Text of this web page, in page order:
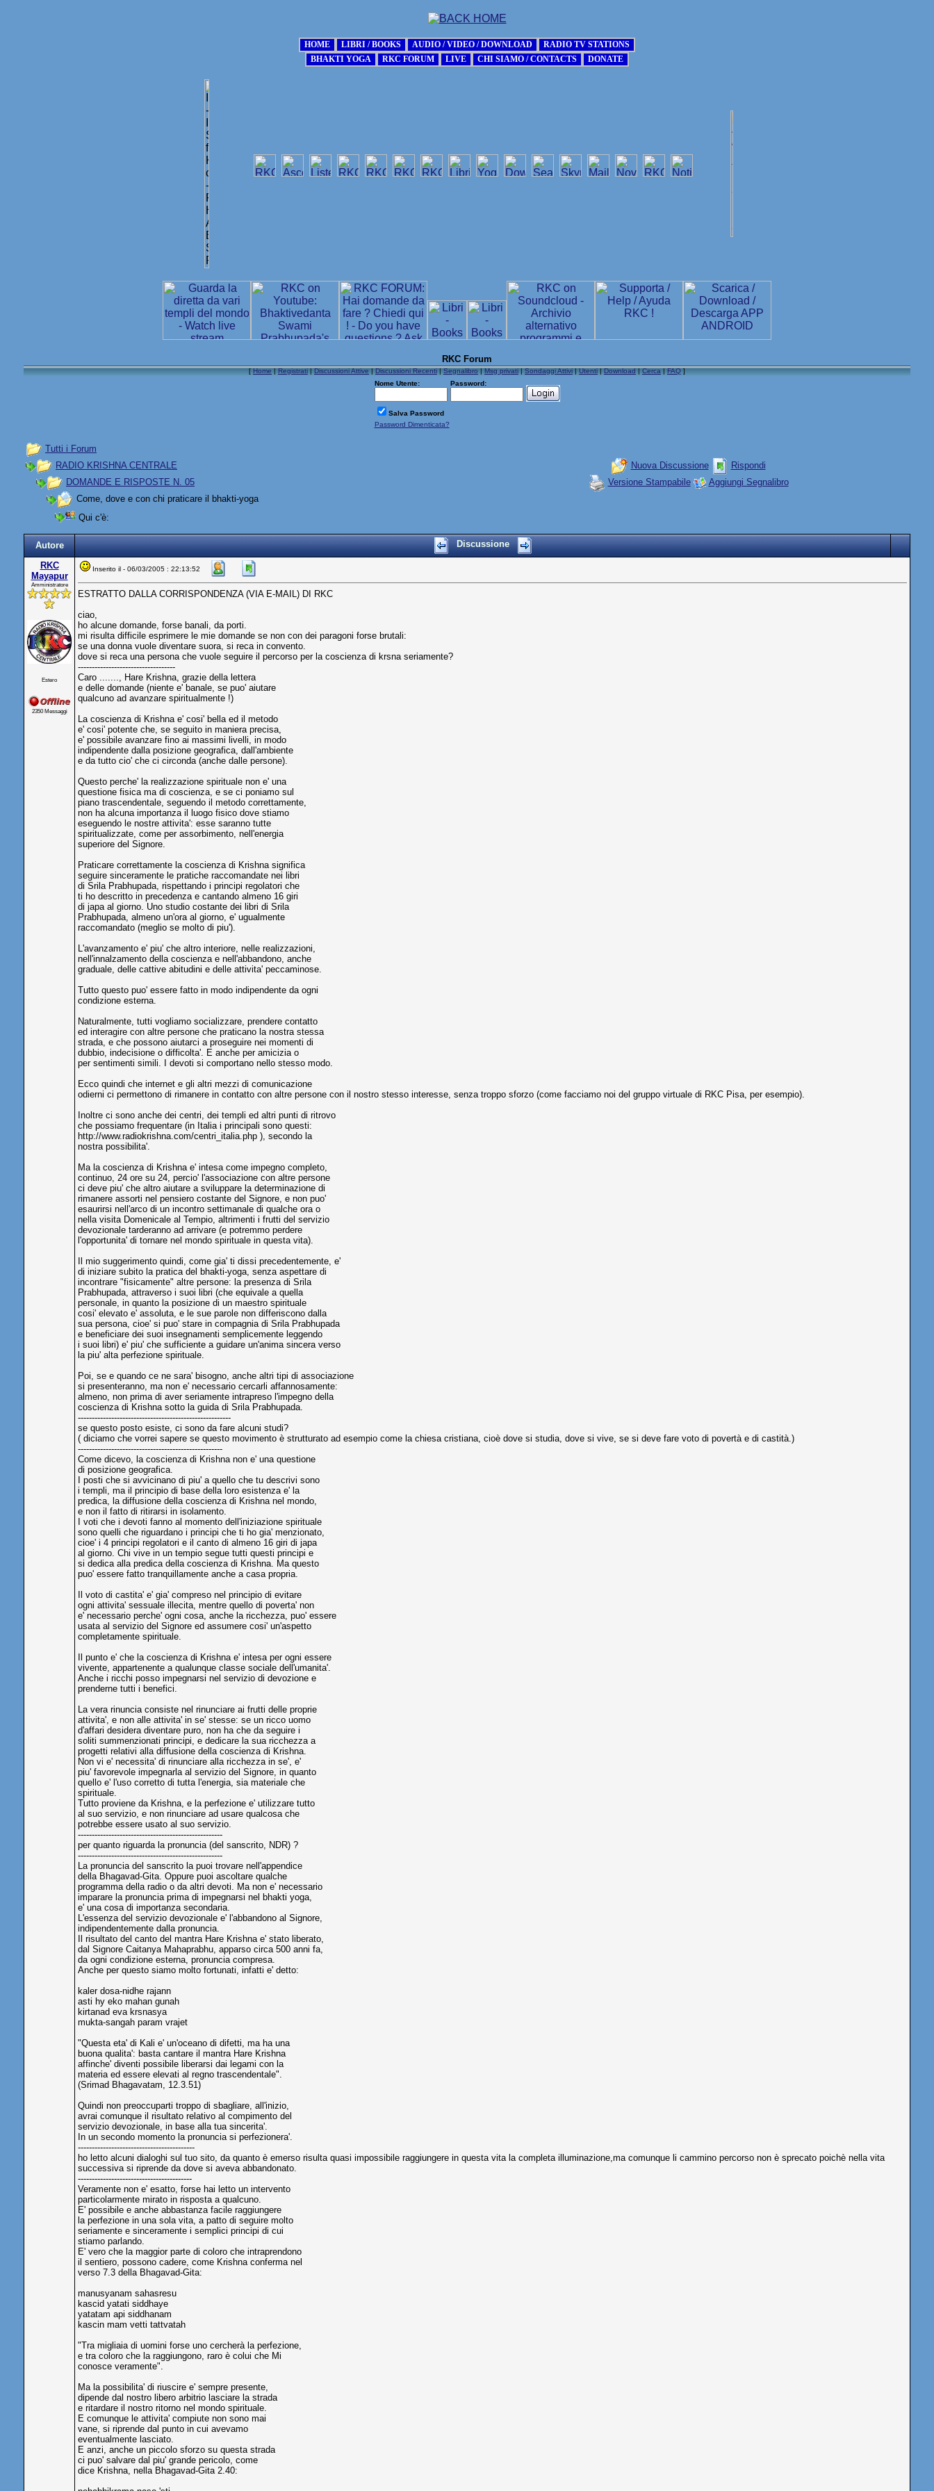
RKC Forum
[Home|Registrati|Discussioni Attive|Discussioni Recenti|Segnalibro|Msg privati|Sondaggi Attivi|Utenti|Download|Cerca|FAQ]
Nome Utente:
Password:
Salva Password
Password Dimenticata?
Tutti i Forum
RADIO KRISHNA CENTRALE
DOMANDE E RISPOSTE N. 05
Come, dove e con chi praticare il bhakti-yoga
Nuova Discussione
Rispondi
Versione Stampabile
Aggiungi Segnalibro
Qui c'è:
Autore Discussione
RKC
Mayapur
Amministratore
Estero
2350 Messaggi
Inserito il - 06/03/2005 : 22:13:52
ESTRATTO DALLA CORRISPONDENZA (VIA E-MAIL) DI RKC
ciao,
ho alcune domande, forse banali, da porti.
mi risulta difficile esprimere le mie domande se non con dei paragoni forse brutali:
se una donna vuole diventare suora, si reca in convento.
dove si reca una persona che vuole seguire il percorso per la coscienza di krsna seriamente?
-----------------------------------
Caro ......., Hare Krishna, grazie della lettera
e delle domande (niente e' banale, se puo' aiutare
qualcuno ad avanzare spiritualmente !)
La coscienza di Krishna e' cosi' bella ed il metodo
e' cosi' potente che, se seguito in maniera precisa,
e' possibile avanzare fino ai massimi livelli, in modo
indipendente dalla posizione geografica, dall'ambiente
e da tutto cio' che ci circonda (anche dalle persone).
Questo perche' la realizzazione spirituale non e' una
questione fisica ma di coscienza, e se ci poniamo sul
piano trascendentale, seguendo il metodo correttamente,
non ha alcuna importanza il luogo fisico dove stiamo
eseguendo le nostre attivita': esse saranno tutte
spiritualizzate, come per assorbimento, nell'energia
superiore del Signore.
Praticare correttamente la coscienza di Krishna significa
seguire sinceramente le pratiche raccomandate nei libri
di Srila Prabhupada, rispettando i principi regolatori che
ti ho descritto in precedenza e cantando almeno 16 giri
di japa al giorno. Uno studio costante dei libri di Srila
Prabhupada, almeno un'ora al giorno, e' ugualmente
raccomandato (meglio se molto di piu').
L'avanzamento e' piu' che altro interiore, nelle realizzazioni,
nell'innalzamento della coscienza e nell'abbandono, anche
graduale, delle cattive abitudini e delle attivita' peccaminose.
Tutto questo puo' essere fatto in modo indipendente da ogni
condizione esterna.
Naturalmente, tutti vogliamo socializzare, prendere contatto
ed interagire con altre persone che praticano la nostra stessa
strada, e che possono aiutarci a proseguire nei momenti di
dubbio, indecisione o difficolta'. E anche per amicizia o
per sentimenti simili. I devoti si comportano nello stesso modo.
Ecco quindi che internet e gli altri mezzi di comunicazione
odierni ci permettono di rimanere in contatto con altre persone con il nostro stesso interesse, senza troppo sforzo (come facciamo noi del gruppo virtuale di RKC Pisa, per esempio).
Inoltre ci sono anche dei centri, dei templi ed altri punti di ritrovo
che possiamo frequentare (in Italia i principali sono questi:
http://www.radiokrishna.com/centri_italia.php ), secondo la
nostra possibilita'.
Ma la coscienza di Krishna e' intesa come impegno completo,
continuo, 24 ore su 24, percio' l'associazione con altre persone
ci deve piu' che altro aiutare a sviluppare la determinazione di
rimanere assorti nel pensiero costante del Signore, e non puo'
esaurirsi nell'arco di un incontro settimanale di qualche ora o
nella visita Domenicale al Tempio, altrimenti i frutti del servizio
devozionale tarderanno ad arrivare (e potremmo perdere
l'opportunita' di tornare nel mondo spirituale in questa vita).
Il mio suggerimento quindi, come gia' ti dissi precedentemente, e'
di iniziare subito la pratica del bhakti-yoga, senza aspettare di
incontrare "fisicamente" altre persone: la presenza di Srila
Prabhupada, attraverso i suoi libri (che equivale a quella
personale, in quanto la posizione di un maestro spirituale
cosi' elevato e' assoluta, e le sue parole non differiscono dalla
sua persona, cioe' si puo' stare in compagnia di Srila Prabhupada
e beneficiare dei suoi insegnamenti semplicemente leggendo
i suoi libri) e' piu' che sufficiente a guidare un'anima sincera verso
la piu' alta perfezione spirituale.
Poi, se e quando ce ne sara' bisogno, anche altri tipi di associazione
si presenteranno, ma non e' necessario cercarli affannosamente:
almeno, non prima di aver seriamente intrapreso l'impegno della
coscienza di Krishna sotto la guida di Srila Prabhupada.
-------------------------------------------------------
se questo posto esiste, ci sono da fare alcuni studi?
( diciamo che vorrei sapere se questo movimento è strutturato ad esempio come la chiesa cristiana, cioè dove si studia, dove si vive, se si deve fare voto di povertà e di castità.)
----------------------------------------------------
Come dicevo, la coscienza di Krishna non e' una questione
di posizione geografica.
I posti che si avvicinano di piu' a quello che tu descrivi sono
i templi, ma il principio di base della loro esistenza e' la
predica, la diffusione della coscienza di Krishna nel mondo,
e non il fatto di ritirarsi in isolamento.
I voti che i devoti fanno al momento dell'iniziazione spirituale
sono quelli che riguardano i principi che ti ho gia' menzionato,
cioe' i 4 principi regolatori e il canto di almeno 16 giri di japa
al giorno. Chi vive in un tempio segue tutti questi principi e
si dedica alla predica della coscienza di Krishna. Ma questo
puo' essere fatto tranquillamente anche a casa propria.
Il voto di castita' e' gia' compreso nel principio di evitare
ogni attivita' sessuale illecita, mentre quello di poverta' non
e' necessario perche' ogni cosa, anche la ricchezza, puo' essere
usata al servizio del Signore ed assumere cosi' un'aspetto
completamente spirituale.
Il punto e' che la coscienza di Krishna e' intesa per ogni essere
vivente, appartenente a qualunque classe sociale dell'umanita'.
Anche i ricchi posso impegnarsi nel servizio di devozione e
prenderne tutti i benefici.
La vera rinuncia consiste nel rinunciare ai frutti delle proprie
attivita', e non alle attivita' in se' stesse: se un ricco uomo
d'affari desidera diventare puro, non ha che da seguire i
soliti summenzionati principi, e dedicare la sua ricchezza a
progetti relativi alla diffusione della coscienza di Krishna.
Non vi e' necessita' di rinunciare alla ricchezza in se', e'
piu' favorevole impegnarla al servizio del Signore, in quanto
quello e' l'uso corretto di tutta l'energia, sia materiale che
spirituale.
Tutto proviene da Krishna, e la perfezione e' utilizzare tutto
al suo servizio, e non rinunciare ad usare qualcosa che
potrebbe essere usato al suo servizio.
----------------------------------------------------
per quanto riguarda la pronuncia (del sanscrito, NDR) ?
----------------------------------------------------
La pronuncia del sanscrito la puoi trovare nell'appendice
della Bhagavad-Gita. Oppure puoi ascoltare qualche
programma della radio o da altri devoti. Ma non e' necessario
imparare la pronuncia prima di impegnarsi nel bhakti yoga,
e' una cosa di importanza secondaria.
L'essenza del servizio devozionale e' l'abbandono al Signore,
indipendentemente dalla pronuncia.
Il risultato del canto del mantra Hare Krishna e' stato liberato,
dal Signore Caitanya Mahaprabhu, apparso circa 500 anni fa,
da ogni condizione esterna, pronuncia compresa.
Anche per questo siamo molto fortunati, infatti e' detto:
kaler dosa-nidhe rajann
asti hy eko mahan gunah
kirtanad eva krsnasya
mukta-sangah param vrajet
"Questa eta' di Kali e' un'oceano di difetti, ma ha una
buona qualita': basta cantare il mantra Hare Krishna
affinche' diventi possibile liberarsi dai legami con la
materia ed essere elevati al regno trascendentale".
(Srimad Bhagavatam, 12.3.51)
Quindi non preoccuparti troppo di sbagliare, all'inizio,
avrai comunque il risultato relativo al compimento del
servizio devozionale, in base alla tua sincerita'.
In un secondo momento la pronuncia si perfezionera'.
------------------------------------------
ho letto alcuni dialoghi sul tuo sito, da quanto è emerso risulta quasi impossibile raggiungere in questa vita la completa illuminazione,ma comunque li cammino percorso non è sprecato poichè nella vita
successiva si riprende da dove si aveva abbandonato.
-----------------------------------------
Veramente non e' esatto, forse hai letto un intervento
particolarmente mirato in risposta a qualcuno.
E' possibile e anche abbastanza facile raggiungere
la perfezione in una sola vita, a patto di seguire molto
seriamente e sinceramente i semplici principi di cui
stiamo parlando.
E' vero che la maggior parte di coloro che intraprendono
il sentiero, possono cadere, come Krishna conferma nel
verso 7.3 della Bhagavad-Gita:
manusyanam sahasresu
kascid yatati siddhaye
yatatam api siddhanam
kascin mam vetti tattvatah
"Tra migliaia di uomini forse uno cercherà la perfezione,
e tra coloro che la raggiungono, raro è colui che Mi
conosce veramente".
Ma la possibilita' di riuscire e' sempre presente,
dipende dal nostro libero arbitrio lasciare la strada
e ritardare il nostro ritorno nel mondo spirituale.
E comunque le attivita' compiute non sono mai
vane, si riprende dal punto in cui avevamo
eventualmente lasciato.
E anzi, anche un piccolo sforzo su questa strada
ci puo' salvare dal piu' grande pericolo, come
dice Krishna, nella Bhagavad-Gita 2.40: